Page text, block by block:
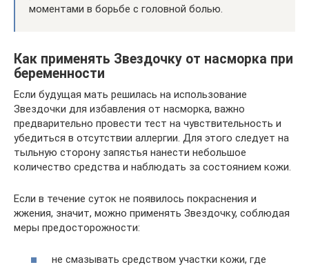
моментами в борьбе с головной болью.
Как применять Звездочку от насморка при
беременности
Если будущая мать решилась на использование
Звездочки для избавления от насморка, важно
предварительно провести тест на чувствительность и
убедиться в отсутствии аллергии. Для этого следует на
тыльную сторону запястья нанести небольшое
количество средства и наблюдать за состоянием кожи.
Если в течение суток не появилось покраснения и
жжения, значит, можно применять Звездочку, соблюдая
меры предосторожности:
не смазывать средством участки кожи, где